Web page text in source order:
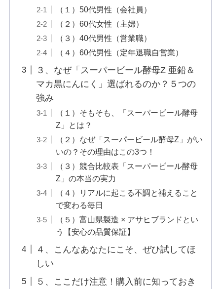
（１）50代男性（会社員）
（２）60代女性（主婦）
（３）40代男性（営業職）
（４）60代男性（定年退職自営業）
３、なぜ「スーパービール酵母Z 亜鉛＆
マカ黒にんにく」選ばれるのか？５つの
強み
（１）そもそも、「スーパービール酵母
Z」とは？
（２）なぜ「スーパービール酵母Z」がい
いの？その理由はこの3つ！
（３）競合比較表「スーパービール酵母
Z」の本当の実力
（４）リアルに起こる不調と補えること
で変わる毎日
（５）富山県製造 × アサヒブランドとい
う【安心の品質保証】
４、こんなあなたにこそ、ぜひ試してほ
しい
５、ここだけ注意！購入前に知っておき